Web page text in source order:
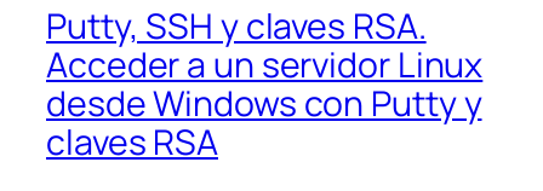
Putty, SSH y claves RSA.
Acceder a un servidor Linux
desde Windows con Putty y
claves RSA